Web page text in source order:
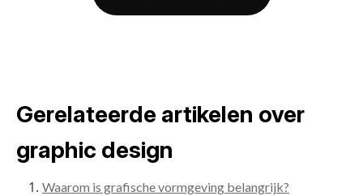
Gerelateerde artikelen over
graphic design
Waarom is grafische vormgeving belangrijk?